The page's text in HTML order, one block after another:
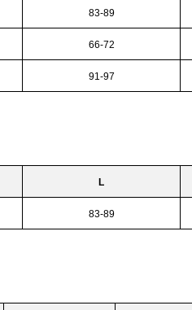
83-89
66-72
91-97
L
83-89